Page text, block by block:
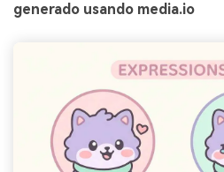
generado usando media.io